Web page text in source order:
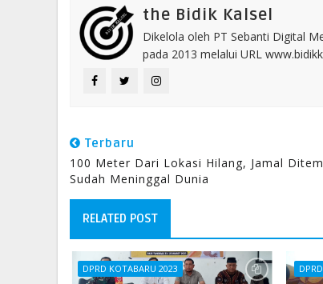
the Bidik Kalsel
Dikelola oleh PT Sebanti Digital
pada 2013 melalui URL
Terbaru
100 Meter Dari Lokasi Hilang, Jamal
Sudah Meninggal Dunia
RELATED POST
DPRD KOTABARU 2023